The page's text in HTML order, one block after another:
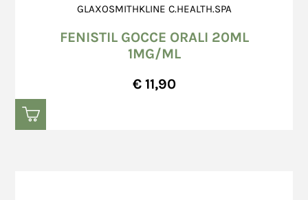
GLAXOSMITHKLINE C.HEALTH.SPA
FENISTIL GOCCE ORALI 20ML
1MG/ML
€ 11,90